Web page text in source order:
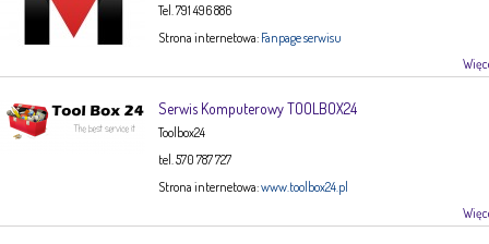
Tel. 791 496 886
Strona internetowa: Fanpage serwisu
Serwis Komputerowy TOOLBOX24
Toolbox24
tel. 570 787 727
Strona internetowa:www.toolbox24.pl